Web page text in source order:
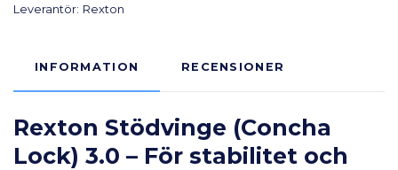
Leverantör: Rexton
INFORMATION RECENSIONER
Rexton Stödvinge (Concha
Lock) 3.0 – För stabilitet och